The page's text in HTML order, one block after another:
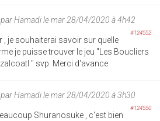
Hamadile mar 28/04/2020 à 4h42
#124552
, je souhaiterai savoir sur quelle
je puisse trouver le jeu "Les Boucliers
" svp. Merci d'avance
Hamadile mar 28/04/2020 à 3h30
#124550
Shuranosuke , c'est bien